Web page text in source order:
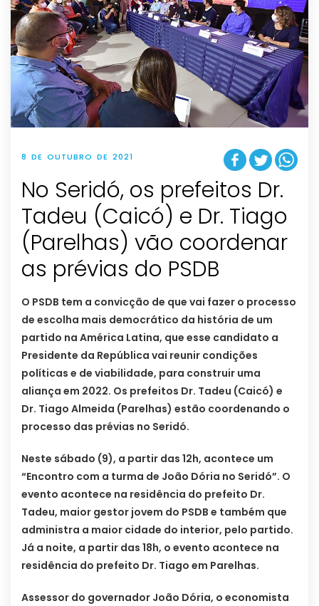
8 DE OUTUBRO DE 2021
No Seridó, os prefeitos Dr.
Tadeu (Caicó) e Dr. Tiago
(Parelhas) vão coordenar
as prévias do PSDB
O PSDB tem a convicção de que vai fazer o processo
de escolha mais democrático da história de um
partido na América Latina, que esse candidato a
Presidente da República vai reunir condições
políticas e de viabilidade, para construir uma
aliança em 2022. Os prefeitos Dr. Tadeu (Caicó) e
Dr. Tiago Almeida (Parelhas) estão coordenando o
processo das prévias no Seridó.
Neste sábado (9), a partir das 12h, acontece um
“Encontro com a turma de João Dória no Seridó”. O
evento acontece na residência do prefeito Dr.
Tadeu, maior gestor jovem do PSDB e também que
administra a maior cidade do interior, pelo partido.
Já a noite, a partir das 18h, o evento acontece na
residência do prefeito Dr. Tiago em Parelhas.
Assessor do governador João Dória, o economista